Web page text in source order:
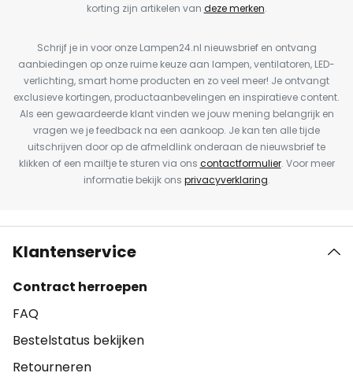
korting zijn artikelen van deze merken.
Schrijf je in voor onze Lampen24.nl nieuwsbrief en ontvang
aanbiedingen op onze ruime keuze aan lampen, ventilatoren, LED-
verlichting, smart home producten en zo veel meer! Je ontvangt
exclusieve kortingen, productaanbevelingen en inspiratieve content.
Als een gewaardeerde klant vinden we jouw mening belangrijk en
vragen we je feedback na een aankoop. Je kan ten alle tijde
uitschrijven door op de afmeldlink onderaan de nieuwsbrief te
klikken of een mailtje te sturen via ons contactformulier. Voor meer
informatie bekijk ons privacyverklaring.
Klantenservice
Contract herroepen
FAQ
Bestelstatus bekijken
Retourneren